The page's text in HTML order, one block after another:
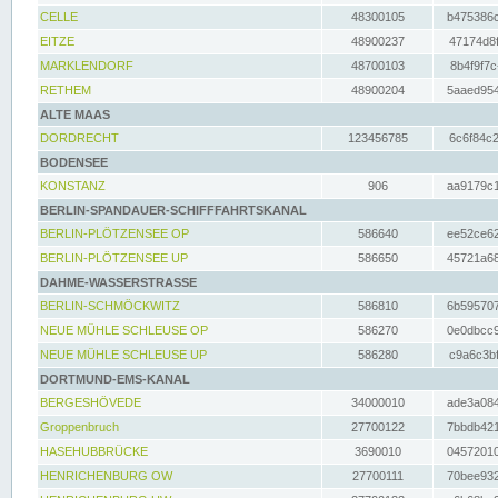
CELLE 48300105
EITZE
48900237
MARKLENDORF
48700103
RETHEM
48900204
ALTE MAAS
DORDRECHT
123456785
BODENSEE
KONSTANZ
906
BERLIN-SPANDAUER-SCHIFFFAHRTSKANAL
BERLIN-PLÖTZENSEE OP
586640
BERLIN-PLÖTZENSEE UP
586650
DAHME-WASSERSTRASSE
BERLIN-SCHMÖCKWITZ
586810
NEUE MÜHLE SCHLEUSE OP
586270
NEUE MÜHLE SCHLEUSE UP
586280
DORTMUND-EMS-KANAL
BERGESHÖVEDE
34000010
Groppenbruch
27700122
HASEHUBBRÜCKE
3690010
HENRICHENBURG OW
27700111